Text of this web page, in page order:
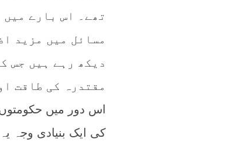
تھے۔ اس بارے
مسائل میں مزید
دیکھ رہے ہیں جس
مقتدرہ کی طاقت
اس دور میں
کی ایک بنیادی وجہ